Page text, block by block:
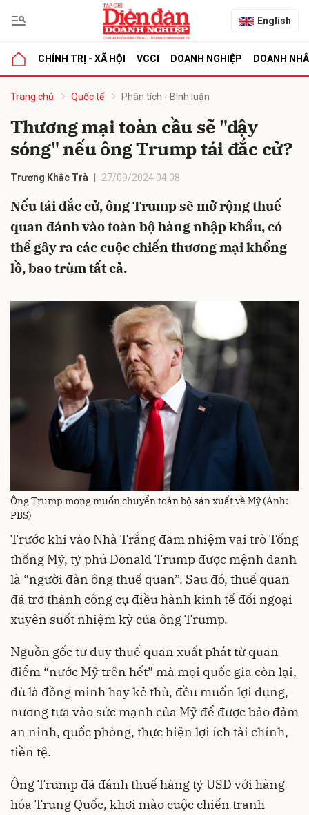
English
CHÍNH TRỊ - XÃ HỘI VCCI DOANH NGHIỆP DOANH
Trang chủ Quốc tế Phân tích - Bình luận
Thương mại toàn cầu sẽ "dậy
sóng" nếu ông Trump tái đắc cử?
Trương Khắc Trà 27/09/2024 04:08
Nếu tái đắc cử, ông Trump sẽ mở rộng thuế
quan đánh vào toàn bộ hàng nhập khẩu, có
thể gây ra các cuộc chiến thương mại khổng
lồ, bao trùm tất cả.
Ông Trump mong muốn chuyển toàn bộ sản xuất về Mỹ (Ảnh:
PBS)
Trước khi vào Nhà Trắng đảm nhiệm vai trò Tổng
thống Mỹ, tỷ phú Donald Trump được mệnh danh
là “người đàn ông thuế quan”. Sau đó, thuế quan
đã trở thành công cụ điều hành kinh tế đối ngoại
xuyên suốt nhiệm kỳ của ông Trump.
Nguồn gốc tư duy thuế quan xuất phát từ quan
điểm “nước Mỹ trên hết” mà mọi quốc gia còn lại,
dù là đồng minh hay kẻ thù, đều muốn lợi dụng,
nương tựa vào sức mạnh của Mỹ để được bảo đảm
an ninh, quốc phòng, thực hiện lợi ích tài chính,
tiền tệ.
Ông Trump đã đánh thuế hàng tỷ USD với hàng
hóa Trung Quốc, khơi mào cuộc chiến tranh
luận
Hủy